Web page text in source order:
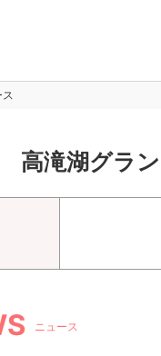
ス
高滝湖グラ
ニュース